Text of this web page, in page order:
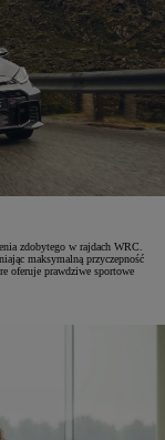
zdobytego w rajdach WRC.
maksymalną przyczepność
oferuje prawdziwe sportowe